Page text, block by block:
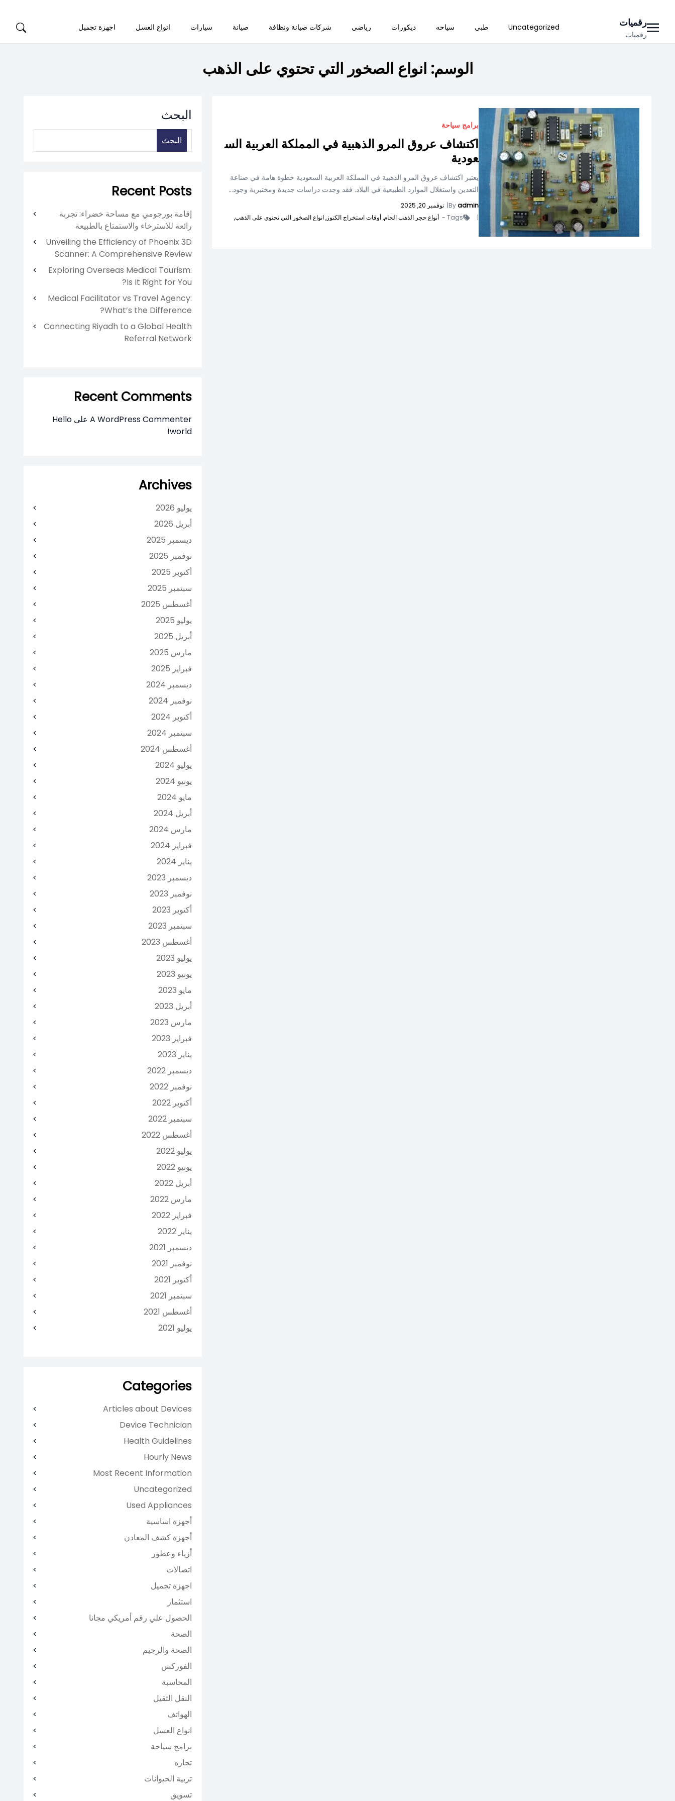
content
رقميات
رقميات
Uncategorized طبي سياحه ديكورات رياضي شركات صيانة ونظافة صيانة سيارات انواع العسل اجهزة تجميل
الوسم: انواع الصخور التي تحتوي على الذهب
برامج سياحة
اكتشاف عروق المرو الذهبية في المملكة العربية الس
عودية
يعتبر اكتشاف عروق المرو الذهبية في المملكة العربية السعودية خطوة هامة في صناعة
التعدين واستغلال الموارد الطبيعية في البلاد. فقد وجدت دراسات جديدة ومختبرية وجود...
Byadmin
| نوفمبر 20, 2025
|
Tags - أنواع حجر الذهب الخام,أوقات استخراج الكنوز,انواع الصخور التي تحتوي على الذهب,
البحث
البحث
Recent Posts
إقامة بورجومي مع مساحة خضراء: تجربة
رائعة للاسترخاء والاستمتاع بالطبيعة
Unveiling the Efficiency of Phoenix 3D
Scanner: A Comprehensive Review
Exploring Overseas Medical Tourism:
Is It Right for You?
Medical Facilitator vs Travel Agency:
What’s the Difference?
Connecting Riyadh to a Global Health
Referral Network
Recent Comments
A WordPress Commenter على Hello
world!
Archives
يوليو 2026
أبريل 2026
ديسمبر 2025
نوفمبر 2025
أكتوبر 2025
سبتمبر 2025
أغسطس 2025
يوليو 2025
أبريل 2025
مارس 2025
فبراير 2025
ديسمبر 2024
نوفمبر 2024
أكتوبر 2024
سبتمبر 2024
أغسطس 2024
يوليو 2024
يونيو 2024
مايو 2024
أبريل 2024
مارس 2024
فبراير 2024
يناير 2024
ديسمبر 2023
نوفمبر 2023
أكتوبر 2023
سبتمبر 2023
أغسطس 2023
يوليو 2023
يونيو 2023
مايو 2023
أبريل 2023
مارس 2023
فبراير 2023
يناير 2023
ديسمبر 2022
نوفمبر 2022
أكتوبر 2022
سبتمبر 2022
أغسطس 2022
يوليو 2022
يونيو 2022
أبريل 2022
مارس 2022
فبراير 2022
يناير 2022
ديسمبر 2021
نوفمبر 2021
أكتوبر 2021
سبتمبر 2021
أغسطس 2021
يوليو 2021
Categories
Articles about Devices
Device Technician
Health Guidelines
Hourly News
Most Recent Information
Uncategorized
Used Appliances
أجهزة اساسية
أجهزة كشف المعادن
أزياء وعطور
اتصالات
اجهزة تجميل
استثمار
الحصول علي رقم أمريكي مجانا
الصحة
الصحة والرجيم
الفوركس
المحاسبة
النقل الثقيل
الهواتف
انواع العسل
برامج سياحة
تجاره
تربية الحيوانات
تسويق